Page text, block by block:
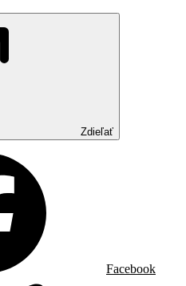
Zdieľať
Facebook